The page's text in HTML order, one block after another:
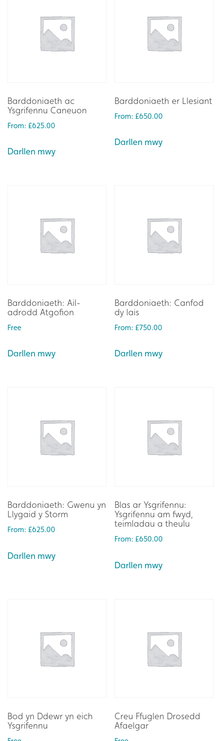
Barddoniaeth ac
Ysgrifennu Caneuon
From: £625.00
Darllen mwy
Barddoniaeth er Llesiant
From:£650.00
Darllen mwy
Barddoniaeth: Ail-
adrodd Atgofion
Free
Darllen mwy
Barddoniaeth: Canfod
dy lais
From:£750.00
Darllen mwy
Barddoniaeth: Gwenu yn
Llygaid y Storm
From: £625.00
Darllen mwy
Blas ar Ysgrifennu:
Ysgrifennu am fwyd,
teimladau a theulu
From:£650.00
Darllen mwy
Bod yn Ddewr yn eich
Ysgrifennu
Creu Ffuglen Drosedd
Afaelgar